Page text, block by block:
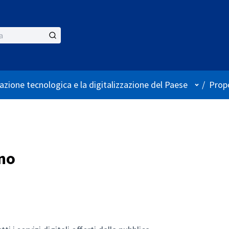
tecnologica e la digitalizzazione del Paese Menù
/